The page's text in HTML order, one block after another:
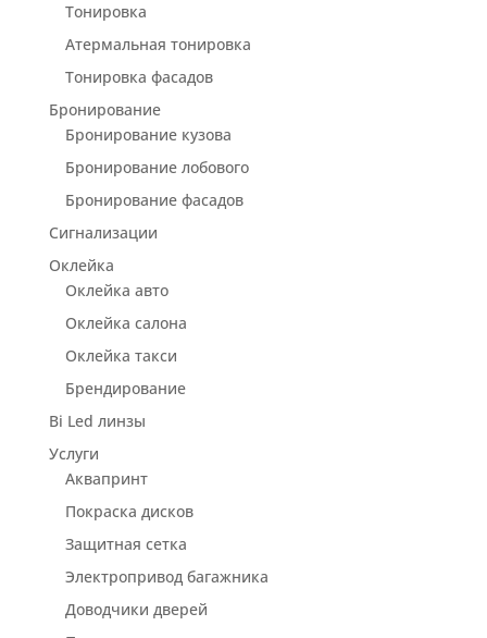
Тонировка
Атермальная тонировка
Тонировка фасадов
Бронирование
Бронирование кузова
Бронирование лобового
Бронирование фасадов
Сигнализации
Оклейка
Оклейка авто
Оклейка салона
Оклейка такси
Брендирование
Bi Led линзы
Услуги
Аквапринт
Покраска дисков
Защитная сетка
Электропривод багажника
Доводчики дверей